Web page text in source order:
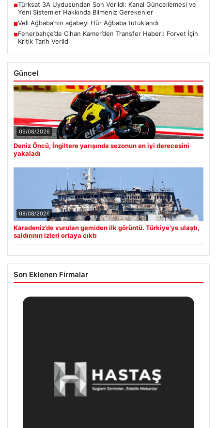
■Türksat 3A Uydusundan Son Verildi: Kanal Güncellemesi ve
Yeni Sistemler Hakkında Bilmeniz Gerekenler
■Veli Ağbaba’nın ağabeyi Hür Ağbaba tutuklandı
■Fenerbahçe’de Cihan Kamer’den Transfer Haberi: Forvet İçin
Kritik Tarih Verildi
Güncel
09/08/2026
Deniz Öncü, İngiltere yarışında sezonun en iyi derecesini
yakaladı
08/08/2026
Karadeniz’de vurulan gemiden ilk görüntü. Türkiye’ye ulaştı,
saldırının izleri ortaya çıktı
Son Eklenen Firmalar